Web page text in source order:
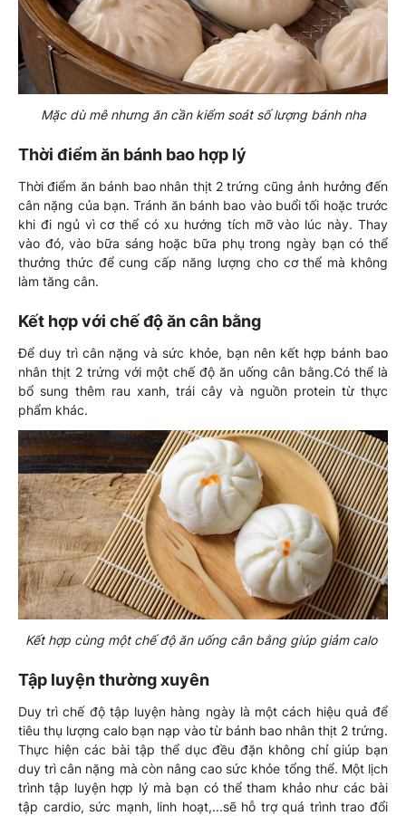
Mặc dù mê nhưng ăn cần kiểm soát số lượng bánh nha
Thời điểm ăn bánh bao hợp lý
Thời điểm ăn bánh bao nhân thịt 2 trứng cũng ảnh hưởng đến
cân nặng của bạn. Tránh ăn bánh bao vào buổi tối hoặc trước
khi đi ngủ vì cơ thể có xu hướng tích mỡ vào lúc này. Thay
vào đó, vào bữa sáng hoặc bữa phụ trong ngày bạn có thể
thưởng thức để cung cấp năng lượng cho cơ thể mà không
làm tăng cân.
Kết hợp với chế độ ăn cân bằng
Để duy trì cân nặng và sức khỏe, bạn nên kết hợp bánh bao
nhân thịt 2 trứng với một chế độ ăn uống cân bằng.Có thể là
bổ sung thêm rau xanh, trái cây và nguồn protein từ thực
phẩm khác.
Kết hợp cùng một chế độ ăn uống cân bằng giúp giảm calo
Tập luyện thường xuyên
Duy trì chế độ tập luyện hàng ngày là một cách hiệu quả để
tiêu thụ lượng calo bạn nạp vào từ bánh bao nhân thịt 2 trứng.
Thực hiện các bài tập thể dục đều đặn không chỉ giúp bạn
duy trì cân nặng mà còn nâng cao sức khỏe tổng thể. Một lịch
trình tập luyện hợp lý mà bạn có thể tham khảo như các bài
tập cardio, sức mạnh, linh hoạt,...sẽ hỗ trợ quá trình trao đổi